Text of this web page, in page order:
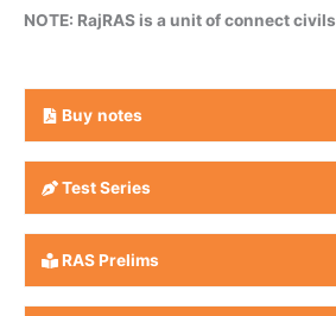
NOTE: RajRAS is a unit of connect civils
Buy notes
Test Series
RAS Prelims